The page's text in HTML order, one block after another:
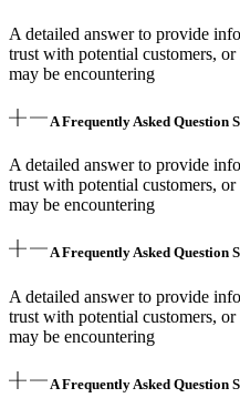
A detailed answer to provide
trust with potential customers,
may be encountering
A Frequently Asked Question
A detailed answer to provide
trust with potential customers,
may be encountering
A Frequently Asked Question
A detailed answer to provide
trust with potential customers,
may be encountering
A Frequently Asked Question